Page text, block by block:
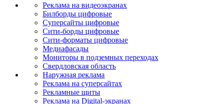
Реклама на видеоэкранах
Билборды цифровые
Суперсайты цифровые
Сити-борды цифровые
Сити-форматы цифровые
Медиафасады
Мониторы в подземных переходах
Свердловская область
Наружная реклама
Реклама на суперсайтах
Рекламные щиты
Реклама на Digital-экранах